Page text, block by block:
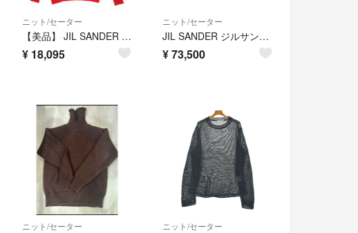
ニット/セーター
【美品】 JIL SANDER / ジルサンダー | カシミヤ サイドスリット ハイネックニット | M | レッド | メンズ
¥ 18,095
ニット/セーター
JIL SANDER ジルサンダー ニット・セーター L 白 【古着】【中古】【送料無料】
¥73,500
ニット/セーター ニット/セーター